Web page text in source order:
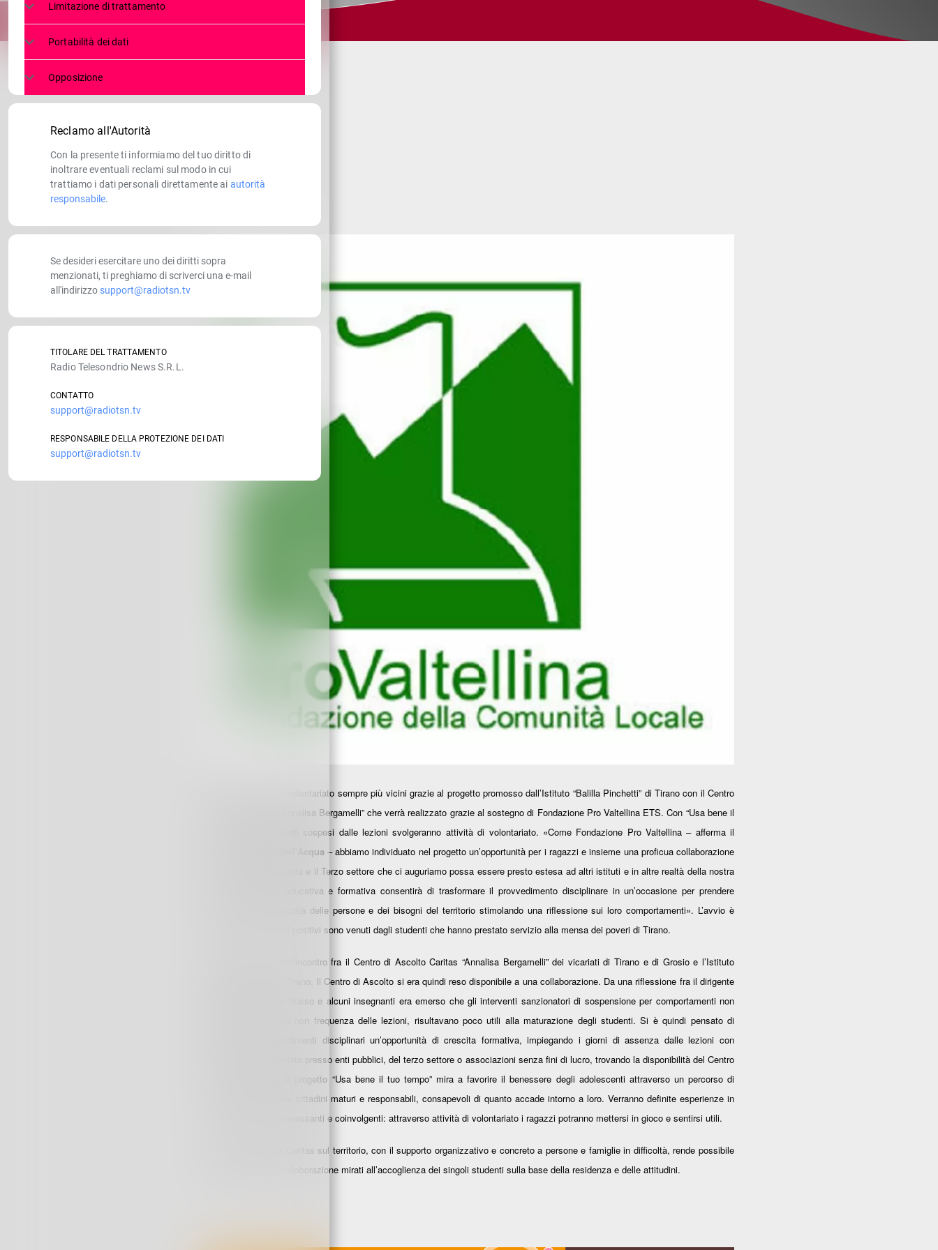
Scuola e mondo del volontariato sempre più vicini grazie al progetto promosso dall’Istituto “Balilla Pinchetti” di Tirano con il Centro
di Ascolto Caritas “Annalisa Bergamelli” che verrà realizzato grazie al sostegno di Fondazione Pro Valtellina ETS. Con “Usa bene il
tuo tempo” gli studenti sospesi dalle lezioni svolgeranno attività di volontariato. «Come Fondazione Pro Valtellina – afferma il
Marco Dell’Acqua – abbiamo individuato nel progetto un’opportunitàper i ragazzi e insieme una proficua collaborazione
tra il mondo della scuola e il Terzo settore che ci auguriamo possa essere presto estesa ad altri istituti e in altre realtà della nostra
provincia. L’azione educativa e formativa consentirà di trasformare il provvedimento disciplinare in un’occasione per prendere
delle persone e dei bisogni del territorio stimolando una riflessione sui loro comportamenti». L’avvio è
promettente: riscontri positivi sono venuti dagli studenti che hanno prestato servizio alla mensa dei poveri di Tirano.
L’iniziativa è nata dall’incontro fra il Centro di Ascolto Caritas “Annalisa Bergamelli” dei vicariati di Tirano e di Grosio e l’Istituto
“Balilla Pinchetti” di Tirano. Il Centro di Ascolto si era quindi reso disponibile a una collaborazione. Da una riflessione fra il dirigente
scolastico Rossana Russo e alcuni insegnanti era emerso che gli interventi sanzionatori di sospensione per comportamenti non
adeguati, limitati alla non frequenza delle lezioni, risultavano poco utili alla maturazione degli studenti. Si è quindi pensato di
affiancare ai provvedimenti disciplinari un’opportunità di crescita formativa, impiegando i giorni di assenza dalle lezioni con
un’attività di volontariato presso enti pubblici, del terzo settore o associazioni senza fini di lucro, trovando la disponibilità del Centro
di Ascolto Caritas. Il progetto “Usa bene il tuo tempo” mira a favorire il benessere degli adolescenti attraverso un percorso di
crescita per diventare cittadini maturi e responsabili, consapevoli di quanto accade intorno a loro. Verranno definite esperienze in
contesti educativi interessanti e coinvolgenti: attraverso attività di volontariato i ragazzi potranno mettersi in gioco e sentirsi utili.
L’azione capillare di Caritas sul territorio, con il supporto organizzativo e concreto a persone e famiglie in difficoltà, rende possibile
stabilire contatti di collaborazione mirati all’accoglienza dei singoli studenti sulla base della residenza e delle attitudini.
Limitazione di trattamento
Portabilità dei dati
Opposizione
Reclamo all'Autorità
Con la presente ti informiamo del tuo diritto di
inoltrare eventuali reclami sul modo in cui
trattiamo i dati personali direttamente ai autorità
responsabile.
Se desideri esercitare uno dei diritti sopra
menzionati, ti preghiamo di scriverci una e-mail
all'indirizzo support@radiotsn.tv
TITOLARE DEL TRATTAMENTO
Radio Telesondrio News S.R.L.
CONTATTO
support@radiotsn.tv
RESPONSABILE DELLA PROTEZIONE DEI DATI
support@radiotsn.tv